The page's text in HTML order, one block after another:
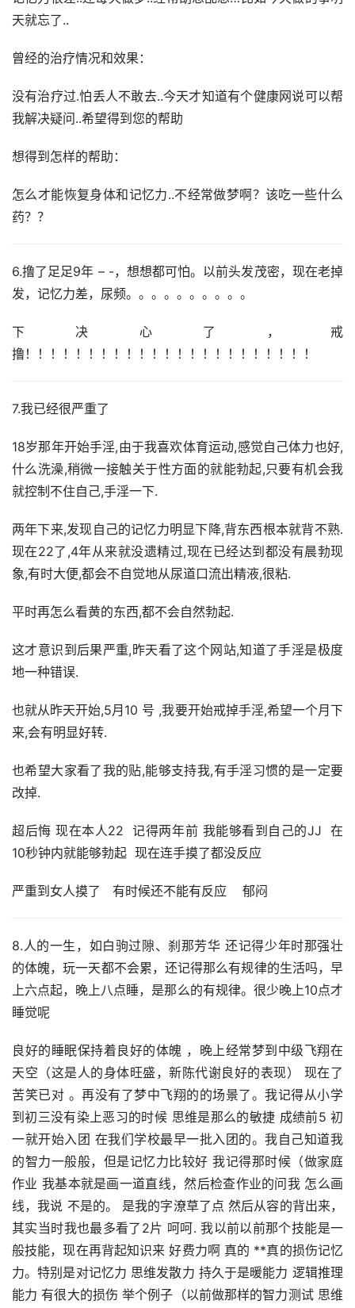
天就忘了..
曾经的治疗情况和效果：
没有治疗过.怕丢人不敢去..今天才知道有个健康网说可以帮
我解决疑问..希望得到您的帮助
想得到怎样的帮助：
怎么才能恢复身体和记忆力..不经常做梦啊？该吃一些什么
药？？
6.撸了足足9年 – -，想想都可怕。以前头发茂密，现在老掉
发，记忆力差，尿频。。。。。。。。。。
下决心了，戒
撸！！！！！！！！！！！！！！！！！！！！！！！
7.我已经很严重了
18岁那年开始手淫,由于我喜欢体育运动,感觉自己体力也好,
什么洗澡,稍微一接触关于性方面的就能勃起,只要有机会我
就控制不住自己,手淫一下.
两年下来,发现自己的记忆力明显下降,背东西根本就背不熟.
现在22了,4年从来就没遗精过,现在已经达到都没有晨勃现
象,有时大便,都会不自觉地从尿道口流出精液,很粘.
平时再怎么看黄的东西,都不会自然勃起.
这才意识到后果严重,昨天看了这个网站,知道了手淫是极度
地一种错误.
也就从昨天开始,5月10 号 ,我要开始戒掉手淫,希望一个月下
来,会有明显好转.
也希望大家看了我的贴,能够支持我,有手淫习惯的是一定要
改掉.
超后悔 现在本人22  记得两年前 我能够看到自己的JJ  在
10秒钟内就能够勃起  现在连手摸了都没反应
严重到女人摸了   有时候还不能有反应    郁闷
8.人的一生，如白驹过隙、刹那芳华 还记得少年时那强壮
的体魄，玩一天都不会累，还记得那么有规律的生活吗，早
上六点起，晚上八点睡，是那么的有规律。很少晚上10点才
睡觉呢
良好的睡眠保持着良好的体魄 ，晚上经常梦到中级飞翔在
天空（这是人的身体旺盛，新陈代谢良好的表现） 现在了
苦笑已对 。再没有了梦中飞翔的的场景了。我记得从小学
到初三没有染上恶习的时候 思维是那么的敏捷 成绩前5 初
一就开始入团 在我们学校最早一批入团的。我自己知道我
的智力一般般，但是记忆力比较好 我记得那时候（做家庭
作业 我基本就是画一道直线，然后检查作业的问我 怎么画
线，我说 不是的。 是我的字潦草了点 然后从容的背出来，
其实当时我也最多看了2片 呵呵. 我以前以前那个技能是一
般技能，现在再背起知识来 好费力啊 真的 **真的损伤记忆
力。特别是对记忆力 思维发散力 持久于是暖能力 逻辑推理
能力 有很大的损伤 举个例子（以前做那样的智力测试 思维